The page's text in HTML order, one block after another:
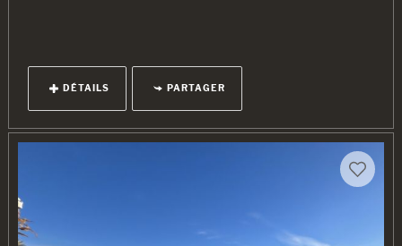
DÉTAILS PARTAGER